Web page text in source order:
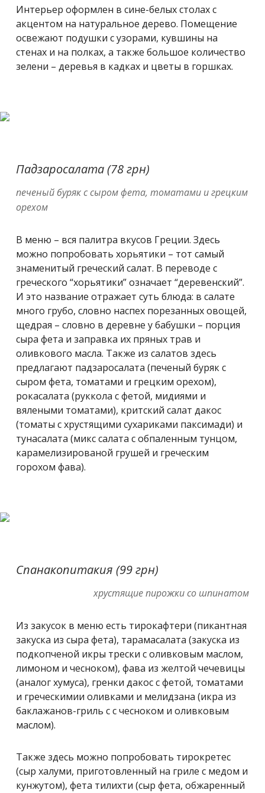
Интерьер оформлен в сине-белых столах с
акцентом на натуральное дерево. Помещение
освежают подушки с узорами, кувшины на
стенах и на полках, а также большое количество
зелени – деревья в кадках и цветы в горшках.
Падзаросалата (78 грн)
печеный буряк с сыром фета, томатами и грецким
орехом
В меню – вся палитра вкусов Греции. Здесь
можно попробовать хорьятики – тот самый
знаменитый греческий салат. В переводе с
греческого “хорьятики” означает “деревенский”.
И это название отражает суть блюда: в салате
много грубо, словно наспех порезанных овощей,
щедрая – словно в деревне у бабушки – порция
сыра фета и заправка их пряных трав и
оливкового масла. Также из салатов здесь
предлагают падзаросалата (печеный буряк с
сыром фета, томатами и грецким орехом),
рокасалата (руккола с фетой, мидиями и
вялеными томатами), критский салат дакос
(томаты с хрустящими сухариками паксимади) и
тунасалата (микс салата с обпаленным тунцом,
карамелизированой грушей и греческим
горохом фава).
Спанакопитакия (99 грн)
хрустящие пирожки со шпинатом
Из закусок в меню есть тирокафтери (пикантная
закуска из сыра фета), тарамасалата (закуска из
подкопченой икры трески с оливковым маслом,
лимоном и чесноком), фава из желтой чечевицы
(аналог хумуса), гренки дакос с фетой, томатами
и греческимии оливками и мелидзана (икра из
баклажанов-гриль с с чесноком и оливковым
маслом).
Также здесь можно попробовать тирокретес
(сыр халуми, приготовленный на гриле с медом и
кунжутом), фета тилихти (сыр фета, обжаренный